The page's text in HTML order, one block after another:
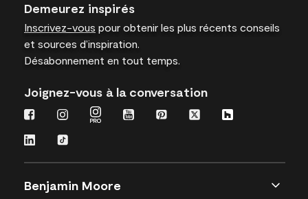
Demeurez inspirés
Inscrivez-vous pour obtenir les plus récents conseils
et sources d’inspiration.
Désabonnement en tout temps.
Joignez-vous à la conversation
Benjamin Moore